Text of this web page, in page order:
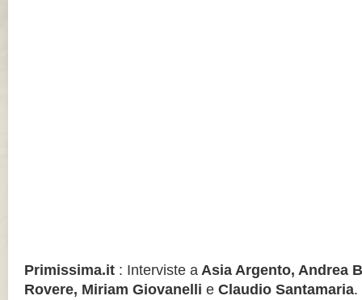
Primissima.it : Interviste a Asia Argento, Andrea
Rovere, Miriam Giovanelli e Claudio Santamaria.